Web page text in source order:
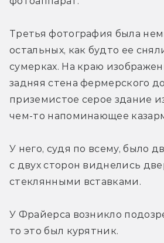
Третья фотография была
остальных, как будто ее
сумерках. На краю
задняя стена фермерского
приземистое серое здание
чем-то напоминающее
У него, судя по всему, было
с двух сторон виднелись
стеклянными вставками.
У Фрайерса возникло
то это был курятник.